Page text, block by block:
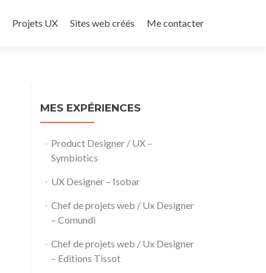
Projets UX Sites web créés Me contacter
MES EXPÉRIENCES
Product Designer / UX –
Symbiotics
UX Designer – Isobar
Chef de projets web / Ux Designer
– Comundi
Chef de projets web / Ux Designer
– Editions Tissot